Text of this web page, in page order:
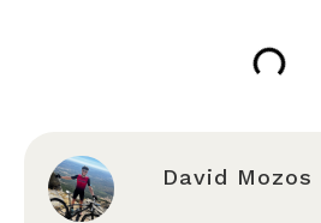
David Mozos